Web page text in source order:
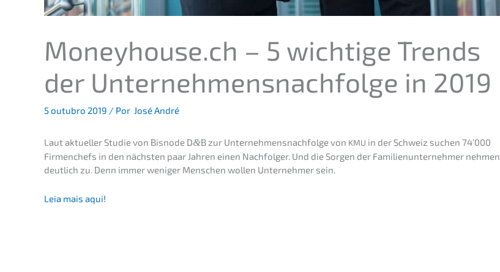
Moneyhouse.ch – 5 wichti­ge Trends
der Unternehmens­nachfolge in 2019
5 outub­ro 2019 / Por José André
Laut aktuel­ler Studie von Bisnode D&B zur Unternehmens­nachfolge von KMU in der Schweiz suchen 74’000
Firmen­chefs in den nächs­ten paar Jahren einen Nachfol­ger. Und die Sorgen der Famili­en­un­ter­neh­mer nehmen
deutlich zu. Denn immer weniger Menschen wollen Unter­neh­mer sein.
Leia mais aqui!